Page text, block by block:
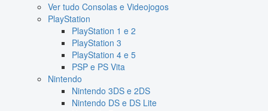
Ver tudo Consolas e Videojogos
PlayStation
PlayStation 1 e 2
PlayStation 3
PlayStation 4 e 5
PSP e PS Vita
Nintendo
Nintendo 3DS e 2DS
Nintendo DS e DS Lite